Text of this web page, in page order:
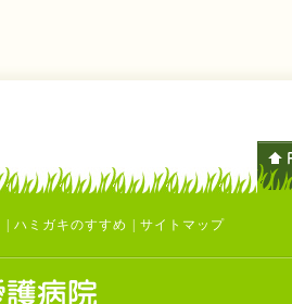
ハミガキのすすめ サイトマップ